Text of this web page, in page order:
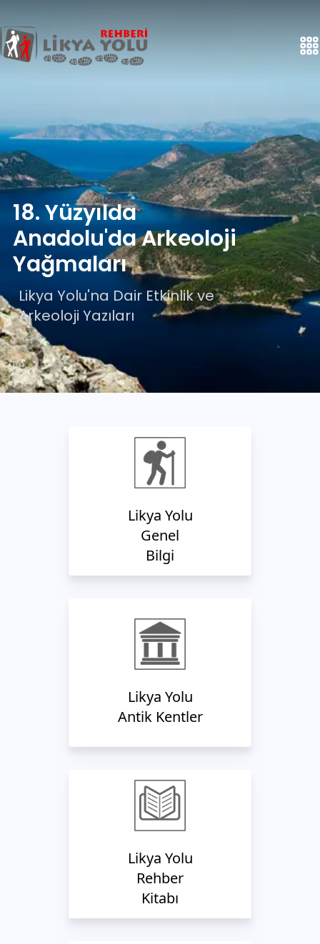
18. Yüzyılda
Anadolu'da Arkeoloji
Yağmaları
Likya Yolu'na Dair Etkinlik ve
Arkeoloji Yazıları
Likya Yolu
Genel
Bilgi
Likya Yolu
Antik Kentler
Likya Yolu
Rehber
Kitabı